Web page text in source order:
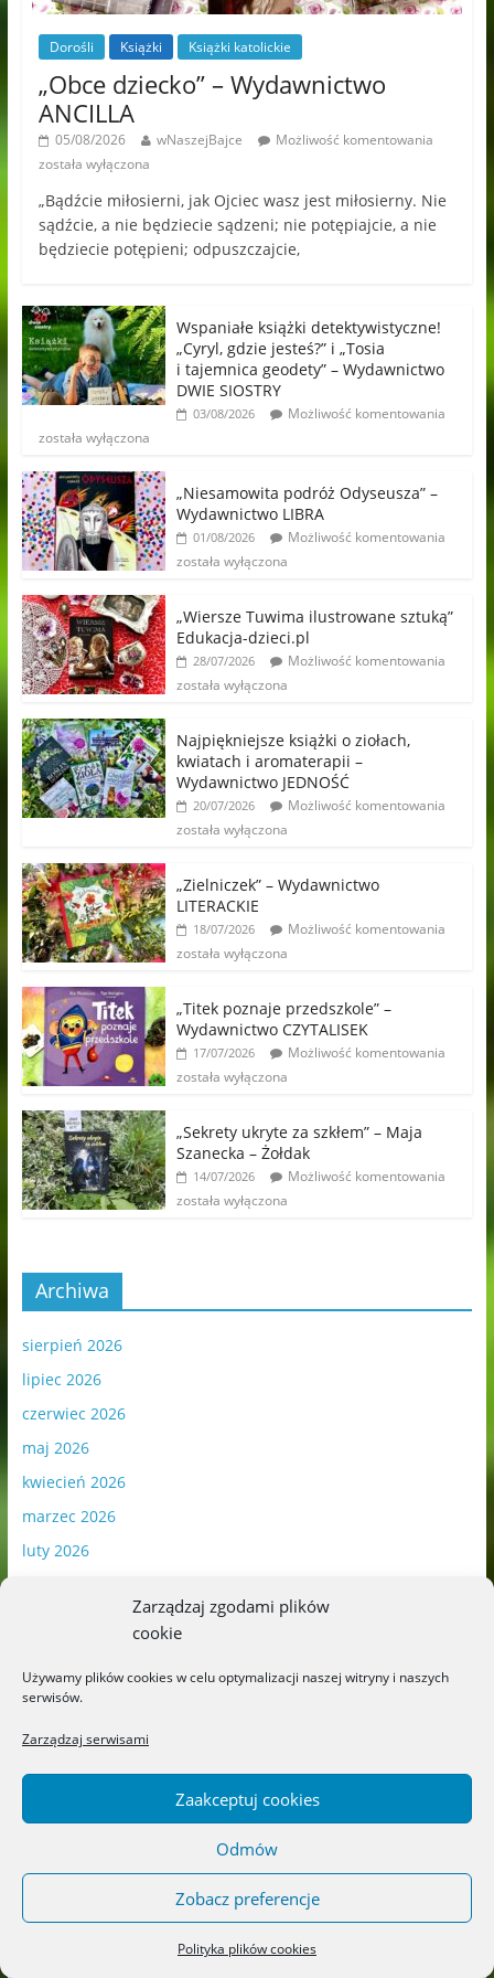
Zarządzaj zgodami plików
cookie
Używamy plików cookies w celu optymalizacji naszej witryny i naszych
serwisów.
Zarządzaj serwisami
Zaakceptuj cookies
Odmów
Zobacz preferencje
Polityka plików cookies
Dorośli Książki Książki katolickie
„Obce dziecko” – Wydawnictwo
ANCILLA
05/08/2026 wNaszejBajce
Możliwość komentowania
została wyłączona
„Bądźcie miłosierni, jak Ojciec wasz jest miłosierny. Nie
sądźcie, a nie będziecie sądzeni; nie potępiajcie, a nie
będziecie potępieni; odpuszczajcie,
Wspaniałe książki detektywistyczne!
„Cyryl, gdzie jesteś?” i „Tosia
i tajemnica geodety” – Wydawnictwo
DWIE SIOSTRY
03/08/2026
Możliwość komentowania
została wyłączona
„Niesamowita podróż Odyseusza” –
Wydawnictwo LIBRA
01/08/2026
Możliwość komentowania
została wyłączona
„Wiersze Tuwima ilustrowane sztuką”
Edukacja-dzieci.pl
28/07/2026
Możliwość komentowania
została wyłączona
Najpiękniejsze książki o ziołach,
kwiatach i aromaterapii –
Wydawnictwo JEDNOŚĆ
20/07/2026
Możliwość komentowania
została wyłączona
„Zielniczek” – Wydawnictwo
LITERACKIE
18/07/2026
Możliwość komentowania
została wyłączona
„Titek poznaje przedszkole” –
Wydawnictwo CZYTALISEK
17/07/2026
Możliwość komentowania
została wyłączona
„Sekrety ukryte za szkłem” – Maja
Szanecka – Żołdak
14/07/2026
Możliwość komentowania
została wyłączona
Archiwa
sierpień 2026
lipiec 2026
czerwiec 2026
maj 2026
kwiecień 2026
marzec 2026
luty 2026
październik 2025
czerwiec 2025
marzec 2025